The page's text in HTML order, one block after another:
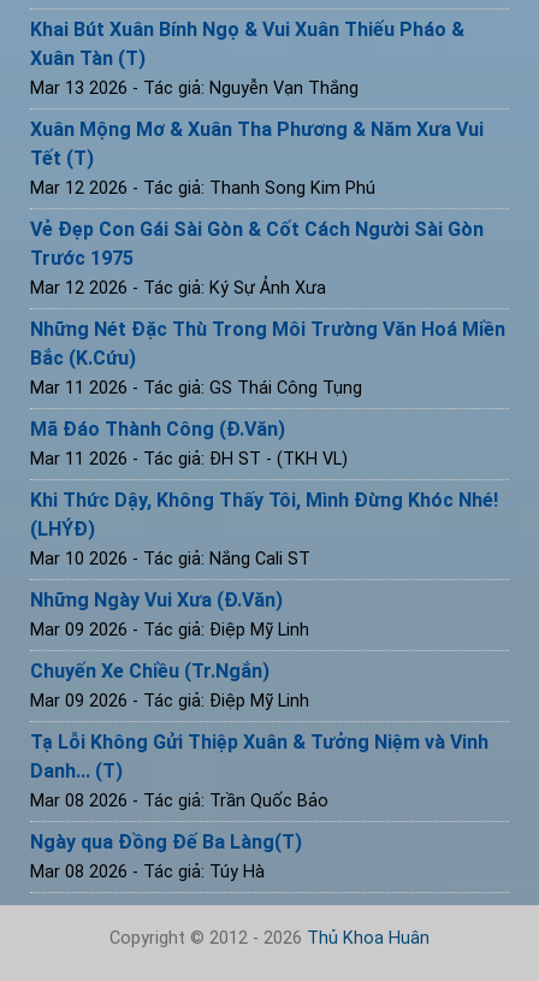
Khai Bút Xuân Bính Ngọ & Vui Xuân Thiếu Pháo &
Xuân Tàn (T)
Mar 13 2026 - Tác giả: Nguyễn Vạn Thắng
Xuân Mộng Mơ & Xuân Tha Phương & Năm Xưa Vui
Tết (T)
Mar 12 2026 - Tác giả: Thanh Song Kim Phú
Vẻ Đẹp Con Gái Sài Gòn & Cốt Cách Người Sài Gòn
Trước 1975
Mar 12 2026 - Tác giả: Ký Sự Ảnh Xưa
Những Nét Đặc Thù Trong Môi Trường Văn Hoá Miền
Bắc (K.Cứu)
Mar 11 2026 - Tác giả: GS Thái Công Tụng
Mã Đáo Thành Công (Đ.Văn)
Mar 11 2026 - Tác giả: ĐH ST - (TKH VL)
Khi Thức Dậy, Không Thấy Tôi, Mình Đừng Khóc Nhé!
(LHÝĐ)
Mar 10 2026 - Tác giả: Nắng Cali ST
Những Ngày Vui Xưa (Đ.Văn)
Mar 09 2026 - Tác giả: Điệp Mỹ Linh
Chuyến Xe Chiều (Tr.Ngắn)
Mar 09 2026 - Tác giả: Điệp Mỹ Linh
Tạ Lỗi Không Gửi Thiệp Xuân & Tưởng Niệm và Vinh
Danh... (T)
Mar 08 2026 - Tác giả: Trần Quốc Bảo
Ngày qua Đồng Đế Ba Làng(T)
Mar 08 2026 - Tác giả: Túy Hà
Copyright © 2012 - 2026 Thủ Khoa Huân